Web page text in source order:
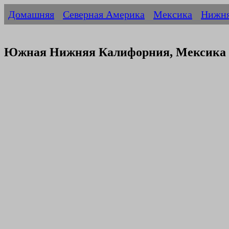
Домашняя Северная Америка Мексика
Южная Нижняя Калифорния, Мексика